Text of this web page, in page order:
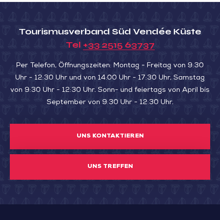
pétanque
famille!
Tourismusverband Süd Vendée Küste
Tel +33 2515 63737
Per Telefon, Öffnungszeiten: Montag - Freitag von 9:30
Uhr - 12:30 Uhr und von 14:00 Uhr - 17:30 Uhr, Samstag
von 9:30 Uhr - 12:30 Uhr. Sonn- und feiertags von April bis
September von 9:30 Uhr - 12:30 Uhr.
UNS KONTAKTIEREN
UNS TREFFEN